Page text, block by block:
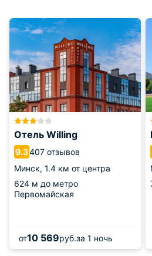
Отель Willing
9.3407 отзывов
Минск, 1.4 км от центра
624 м до метро
Первомайская
от10 569руб.за 1 ночь